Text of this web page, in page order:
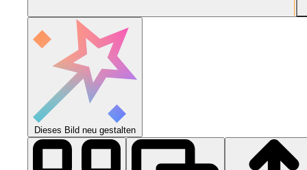
Dieses Bild neu gestalten